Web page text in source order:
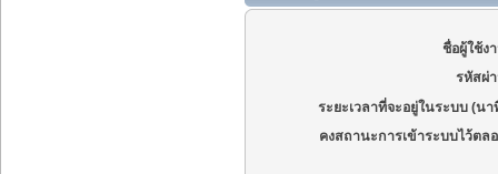
ชื่อผู้ใช้ง
รหัสผ่
ระยะเวลาที่จะอยู่ในระบบ (นา
คงสถานะการเข้าระบบไว้ตล